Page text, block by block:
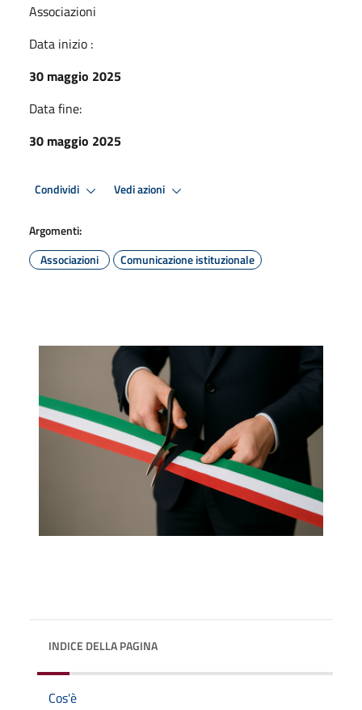
Associazioni
Data inizio :
30 maggio 2025
Data fine:
30 maggio 2025
Condividi Vedi azioni
Argomenti:
Associazioni
Comunicazione istituzionale
INDICE DELLA PAGINA
Cos'è